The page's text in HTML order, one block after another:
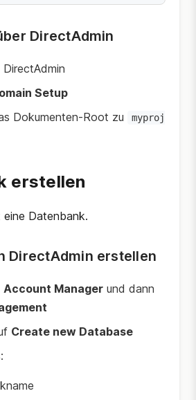
DirectAdmin
Setup
Dokumenten-Root zu
myproj
erstellen
Datenbank.
DirectAdmin erstellen
Account Manager und dann
Create new Database